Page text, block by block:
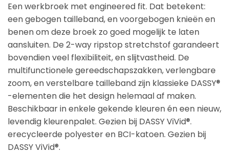
Een werkbroek met engineered fit. Dat betekent:
een gebogen tailleband, en voorgebogen knieën en
benen om deze broek zo goed mogelijk te laten
aansluiten. De 2-way ripstop stretchstof garandeert
bovendien veel flexibiliteit, en slijtvastheid. De
multifunctionele gereedschapszakken, verlengbare
zoom, en verstelbare tailleband zijn klassieke DASSY®
-elementen die het design helemaal af maken.
Beschikbaar in enkele gekende kleuren én een nieuw,
levendig kleurenpalet. Gezien bij DASSY ViVid®.
erecycleerde polyester en BCI-katoen. Gezien bij
DASSY ViVid®.